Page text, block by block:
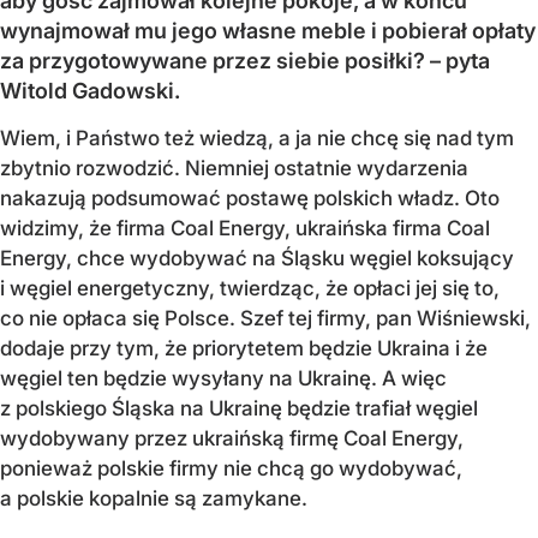
wynajmował mu jego własne meble i pobierał opłaty
za przygotowywane przez siebie posiłki? – pyta
Witold Gadowski.
Wiem, i Państwo też wiedzą, a ja nie chcę się nad tym
zbytnio rozwodzić. Niemniej ostatnie wydarzenia
nakazują podsumować postawę polskich władz. Oto
widzimy, że firma Coal Energy, ukraińska firma Coal
Energy, chce wydobywać na Śląsku węgiel koksujący
i węgiel energetyczny, twierdząc, że opłaci jej się to,
co nie opłaca się Polsce. Szef tej firmy, pan Wiśniewski,
dodaje przy tym, że priorytetem będzie Ukraina i że
węgiel ten będzie wysyłany na Ukrainę. A więc
z polskiego Śląska na Ukrainę będzie trafiał węgiel
wydobywany przez ukraińską firmę Coal Energy,
ponieważ polskie firmy nie chcą go wydobywać,
a polskie kopalnie są zamykane.